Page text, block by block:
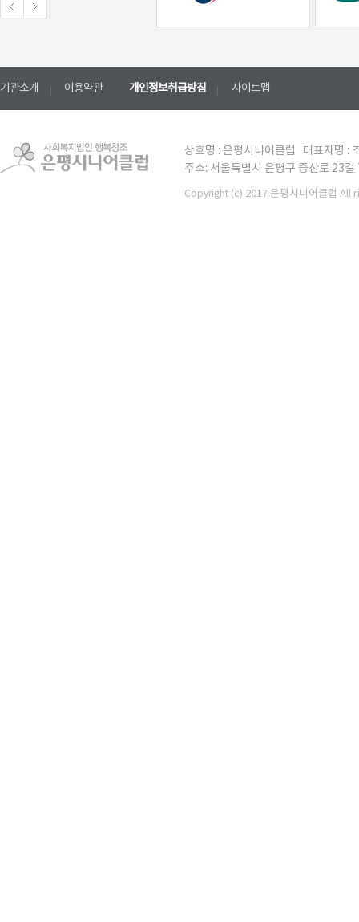
기관소개 이용약관 개인정보취급방침 사이트맵
상호명 : 은평시니어클럽 대표자명
주소: 서울특별시 은평구 증산로
Copyright (c) 2017 은평시니어클럽